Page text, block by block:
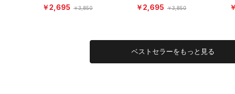
ャツ（トレーニング/BOY
￥2,695 ￥3,850
ャツ（トレーニング/BOY
￥2,695 ￥3,850
ベストセラーをもっと見る